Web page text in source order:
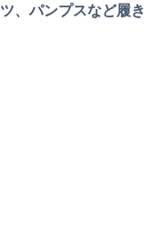
、パンプスなど履き